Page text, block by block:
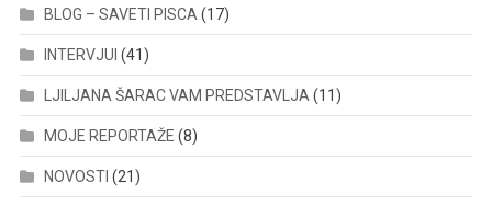
BLOG – SAVETI PISCA (17)
INTERVJUI (41)
LJILJANA ŠARAC VAM PREDSTAVLJA (11)
MOJE REPORTAŽE (8)
NOVOSTI (21)